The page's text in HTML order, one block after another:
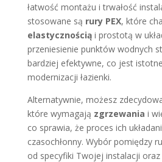
łatwość montażu i trwałość
stosowane są rury PEX, które
elastycznościąi prostotą w
przeniesienie punktów wodnych
bardziej efektywne, co jest
modernizacji łazienki.
Alternatywnie, możesz
które wymagają zgrzewania i
co sprawia, że proces ich
czasochłonny. Wybór pomiędzy
od specyfiki Twojej instalacji